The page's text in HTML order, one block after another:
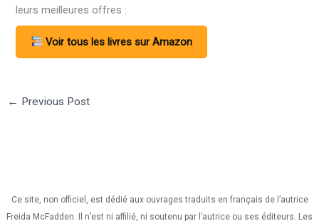
leurs meilleures offres :
Voir tous les livres sur Amazon
← Previous Post
Ce site, non officiel, est dédié aux ouvrages traduits en français de l’autrice
Freida McFadden. Il n’est ni affilié, ni soutenu par l’autrice ou ses éditeurs. Les